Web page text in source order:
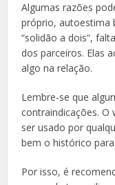
Algumas razões
próprio, autoestima
“solidão a dois”,
dos parceiros. Elas
algo na relação.
Lembre-se que
contraindicações. O
ser usado por
bem o histórico
Por isso, é